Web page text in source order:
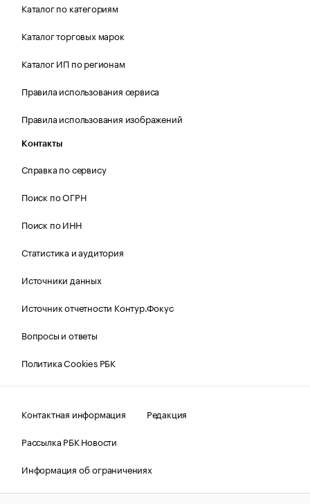
Каталог по категориям
Каталог торговых марок
Каталог ИП по регионам
Правила использования сервиса
Правила использования изображений
Контакты
Справка по сервису
Поиск по ОГРН
Поиск по ИНН
Статистика и аудитория
Источники данных
Источник отчетности Контур.Фокус
Вопросы и ответы
Политика Cookies РБК
Контактная информация
Редакция
Рассылка РБК Новости
Информация об ограничениях
Правовая информация
О соблюдении авторских прав